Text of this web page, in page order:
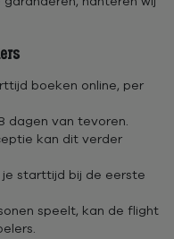
boeken online, per
dagen van tevoren.
kan dit verder
je starttijd bij de eerste
speelt, kan de flight